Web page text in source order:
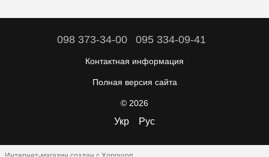
098 373-34-00 095 334-09-41
Контактная информация
Полная версия сайта
© 2026
Укр Рус